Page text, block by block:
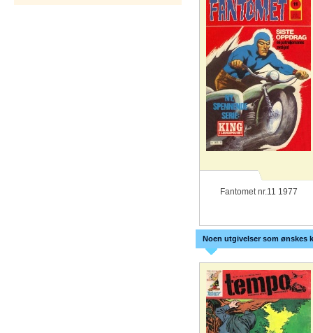
Fantomet nr.11 1977
Noen utgivelser som ønskes